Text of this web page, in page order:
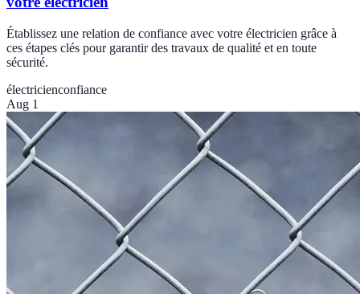
Établissez une relation de confiance avec votre électricien grâce à
ces étapes clés pour garantir des travaux de qualité et en toute
sécurité.
électricienconfiance
Aug 1